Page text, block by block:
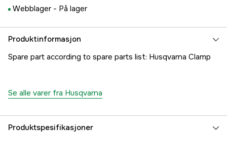
Webblager - På lager
Produktinformasjon
Spare part according to spare parts list: Husqvarna Clamp
Se alle varer fra Husqvarna
Produktspesifikasjoner